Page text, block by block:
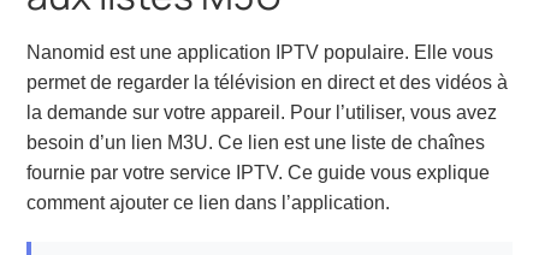
Nanomid est une application IPTV populaire. Elle vous
permet de regarder la télévision en direct et des vidéos à
la demande sur votre appareil. Pour l’utiliser, vous avez
besoin d’un lien M3U. Ce lien est une liste de chaînes
fournie par votre service IPTV. Ce guide vous explique
comment ajouter ce lien dans l’application.